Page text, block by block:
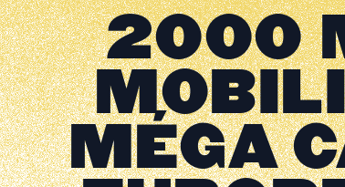
2000
MÉGA